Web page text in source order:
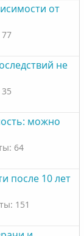
от
не
можно
64
после 10 лет
151